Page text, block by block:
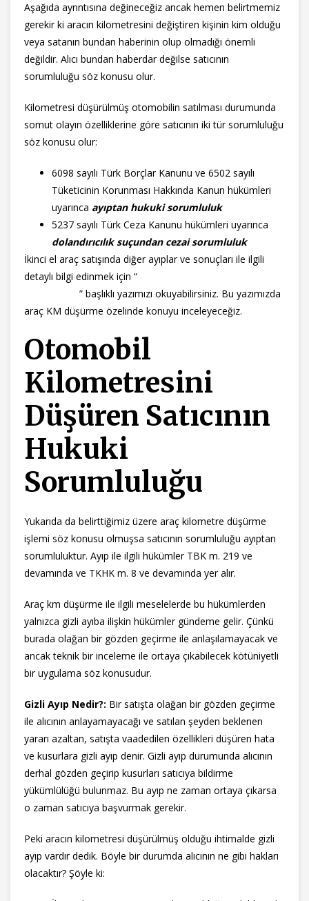
Aşağıda ayrıntısına değineceğiz ancak hemen belirtmemiz
gerekir ki aracın kilometresini değiştiren kişinin kim olduğu
veya satanın bundan haberinin olup olmadığı önemli
değildir. Alıcı bundan haberdar değilse satıcının
sorumluluğu söz konusu olur.
Kilometresi düşürülmüş otomobilin satılması durumunda
somut olayın özelliklerine göre satıcının iki tür sorumluluğu
söz konusu olur:
6098 sayılı Türk Borçlar Kanunu ve 6502 sayılı
Tüketicinin Korunması Hakkında Kanun hükümleri
uyarınca ayıptan hukuki sorumluluk
5237 sayılı Türk Ceza Kanunu hükümleri uyarınca
dolandırıcılık suçundan cezai sorumluluk
İkinci el araç satışında diğer ayıplar ve sonuçları ile ilgili
detaylı bilgi edinmek için “
” başlıklı yazımızı okuyabilirsiniz. Bu yazımızda
araç KM düşürme özelinde konuyu inceleyeceğiz.
Otomobil
Kilometresini
Düşüren Satıcının
Hukuki
Sorumluluğu
Yukarıda da belirttiğimiz üzere araç kilometre düşürme
işlemi söz konusu olmuşsa satıcının sorumluluğu ayıptan
sorumluluktur. Ayıp ile ilgili hükümler TBK m. 219 ve
devamında ve TKHK m. 8 ve devamında yer alır.
Araç km düşürme ile ilgili meselelerde bu hükümlerden
yalnızca gizli ayıba ilişkin hükümler gündeme gelir. Çünkü
burada olağan bir gözden geçirme ile anlaşılamayacak ve
ancak teknik bir inceleme ile ortaya çıkabilecek kötüniyetli
bir uygulama söz konusudur.
Gizli Ayıp Nedir?: Bir satışta olağan bir gözden geçirme
ile alıcının anlayamayacağı ve satılan şeyden beklenen
yararı azaltan, satışta vaadedilen özellikleri düşüren hata
ve kusurlara gizli ayıp denir. Gizli ayıp durumunda alıcının
derhal gözden geçirip kusurları satıcıya bildirme
yükümlülüğü bulunmaz. Bu ayıp ne zaman ortaya çıkarsa
o zaman satıcıya başvurmak gerekir.
Peki aracın kilometresi düşürülmüş olduğu ihtimalde gizli
ayıp vardır dedik. Böyle bir durumda alıcının ne gibi hakları
olacaktır? Şöyle ki: